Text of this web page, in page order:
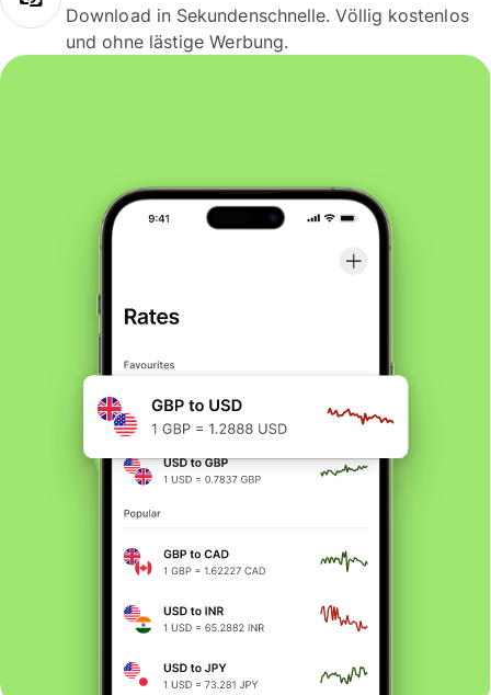
Download in Sekundenschnelle. Völlig kostenlos
und ohne lästige Werbung.